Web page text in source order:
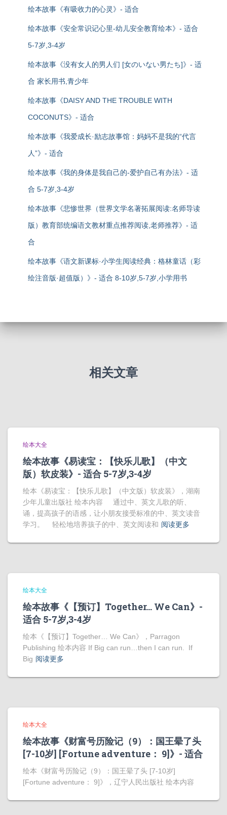
绘本故事《有吸收力的心灵》- 适合
绘本故事《安全常识记心里-幼儿安全教育绘本》- 适合
5-7岁,3-4岁
绘本故事《没有女人的男人们 [女のいない男たち]》- 适
合 家长用书,青少年
绘本故事《DAISY AND THE TROUBLE WITH
COCONUTS》- 适合
绘本故事《我爱成长·励志故事馆：妈妈不是我的“代言
人”》- 适合
绘本故事《我的身体是我自己的-爱护自己有办法》- 适
合 5-7岁,3-4岁
绘本故事《悲惨世界（世界文学名著拓展阅读:名师导读
版）教育部统编语文教材重点推荐阅读,老师推荐》- 适
合
绘本故事《语文新课标·小学生阅读经典：格林童话（彩
绘注音版·超值版）》- 适合 8-10岁,5-7岁,小学用书
相关文章
绘本大全
绘本故事《易读宝：【快乐儿歌】（中文
版）软皮装》- 适合 5-7岁,3-4岁
绘本《易读宝：【快乐儿歌】（中文版）软皮装》，湖南
少年儿童出版社 绘本内容 通过中、英文儿歌的听、
诵，提高孩子的语感，让小朋友接受标准的中、英文读音
学习。 轻松地培养孩子的中、英文阅读和 阅读更多
绘本大全
绘本故事《【预订】Together… We Can》-
适合 5-7岁,3-4岁
绘本《【预订】Together… We Can》，Parragon
Publishing 绘本内容 If Big can run…then I can run. If
Big 阅读更多
绘本大全
绘本故事《财富号历险记（9）：国王晕了头
[7-10岁] [Fortune adventure： 9]》- 适合
绘本《财富号历险记（9）：国王晕了头 [7-10岁]
[Fortune adventure： 9]》，辽宁人民出版社 绘本内容